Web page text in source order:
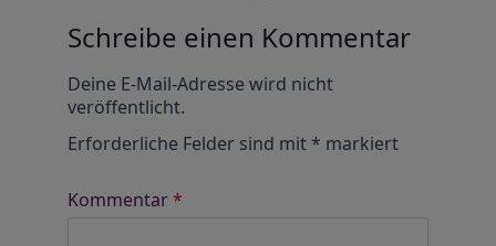
Schreibe einen Kommentar
Deine E-Mail-Adresse wird nicht
veröffentlicht.
Erforderliche Felder sind mit* markiert
Kommentar*